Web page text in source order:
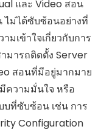
และ Video สอน
ไม่ได้ซับซ้อนอย่างที่
เข้าใจเกี่ยวกับการ
มารถติดตั้ง Server
สอนที่มีอยู่มากมาย
ความมั่นใจ หรือ
บที่ซับซ้อน เช่น การ
Configuration